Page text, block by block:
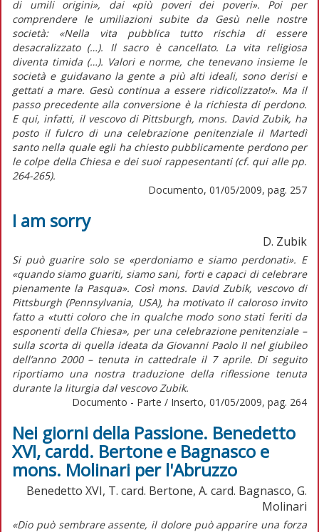
di umili origini», dai «più poveri dei poveri». Poi per
comprendere le umiliazioni subite da Gesù nelle nostre
società: «Nella vita pubblica tutto rischia di essere
desacralizzato (…). Il sacro è cancellato. La vita religiosa
diventa timida (…). Valori e norme, che tenevano insieme le
società e guidavano la gente a più alti ideali, sono derisi e
gettati a mare. Gesù continua a essere ridicolizzato!». Ma il
passo precedente alla conversione è la richiesta di perdono.
E qui, infatti, il vescovo di Pittsburgh, mons. David Zubik, ha
posto il fulcro di una celebrazione penitenziale il Martedì
santo nella quale egli ha chiesto pubblicamente perdono per
le colpe della Chiesa e dei suoi rappesentanti (cf. qui alle pp.
264-265).
Documento, 01/05/2009, pag. 257
I am sorry
D. Zubik
Si può guarire solo se «perdoniamo e siamo perdonati». E
«quando siamo guariti, siamo sani, forti e capaci di celebrare
pienamente la Pasqua». Così mons. David Zubik, vescovo di
Pittsburgh (Pennsylvania, USA), ha motivato il caloroso invito
fatto a «tutti coloro che in qualche modo sono stati feriti da
esponenti della Chiesa», per una celebrazione penitenziale –
sulla scorta di quella ideata da Giovanni Paolo II nel giubileo
dell’anno 2000 – tenuta in cattedrale il 7 aprile. Di seguito
riportiamo una nostra traduzione della riflessione tenuta
durante la liturgia dal vescovo Zubik.
Documento - Parte / Inserto, 01/05/2009, pag. 264
Nei giorni della Passione. Benedetto
XVI, cardd. Bertone e Bagnasco e
mons. Molinari per l'Abruzzo
Benedetto XVI, T. card. Bertone, A. card. Bagnasco, G.
Molinari
«Dio può sembrare assente, il dolore può apparire una forza